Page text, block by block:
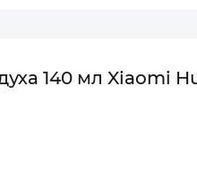
140 мл Xiaomi